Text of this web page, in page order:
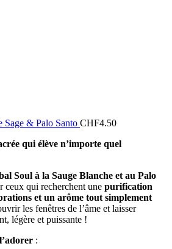
Sage & Palo Santo CHF4.50
qui élève n’importe quel
Soul à la Sauge Blanche et au Palo
ceux qui recherchent une purification
et un arôme tout simplement
les fenêtres de l’âme et laisser
légère et puissante !
: